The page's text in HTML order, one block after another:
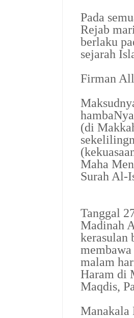
Pada
Rejab
berlaku
sejarah
Firman
(di
Maha
Surah Al-
Tanggal
Madinah
kerasulan
malam
Haram di
Maqdis,
Manakala